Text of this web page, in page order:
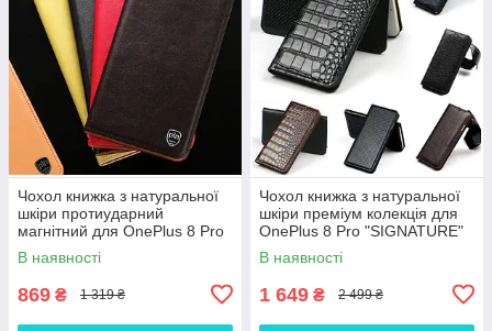
Чохол книжка з натуральної
шкіри протиударний
магнітний для OnePlus 8 Pro
"CLASIC"
В наявності
869 ₴ 1 319 ₴
Чохол книжка з натуральної
шкіри преміум колекція для
OnePlus 8 Pro "SIGNATURE"
В наявності
1 649 ₴ 2 499 ₴